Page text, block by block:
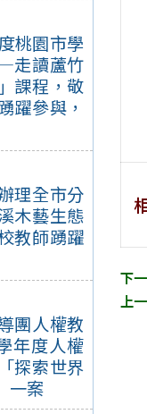
桃園市學
走讀蘆竹
課程，敬
躍參與，
理全市分
木藝生態
教師踴躍
團人權教
年度人權
探索世界
一案